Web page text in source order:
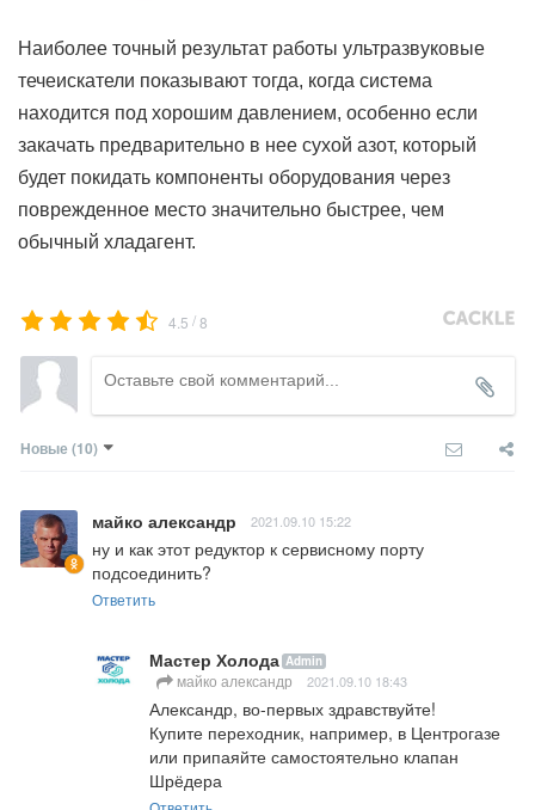
Наиболее точный результат работы ультразвуковые
течеискатели показывают тогда, когда система
находится под хорошим давлением, особенно если
закачать предварительно в нее сухой азот, который
будет покидать компоненты оборудования через
поврежденное место значительно быстрее, чем
обычный хладагент.
4.5 /8
Новые (10)
майко александр 2021.09.10 15:22
ну и как этот редуктор к сервисному порту
подсоединить?
Ответить
Мастер Холода Admin
майко александр 2021.09.10 18:43
Александр, во-первых здравствуйте!
Купите переходник, например, в Центрогазе
или припаяйте самостоятельно клапан
Шрёдера